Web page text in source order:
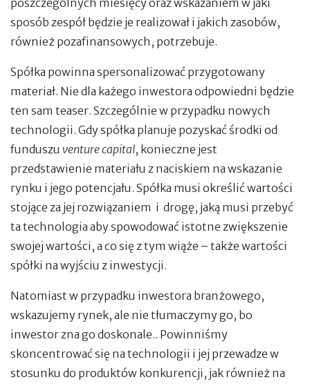
poszczególnych miesięcy oraz wskazaniem w jaki
sposób zespół będzie je realizował i jakich zasobów,
również pozafinansowych, potrzebuje.
Spółka powinna spersonalizować przygotowany
materiał. Nie dla każego inwestora odpowiedni będzie
ten sam teaser. Szczególnie w przypadku nowych
technologii. Gdy spółka planuje pozyskać środki od
funduszu venture capital, konieczne jest
przedstawienie materiału z naciskiem na wskazanie
rynku i jego potencjału. Spółka musi określić wartości
stojące za jej rozwiązaniem i drogę, jaką musi przebyć
ta technologia aby spowodować istotne zwiększenie
swojej wartości, a co się z tym wiąże – także wartości
spółki na wyjściu z inwestycji.
Natomiast w przypadku inwestora branżowego,
wskazujemy rynek, ale nie tłumaczymy go, bo
inwestor zna go doskonale.. Powinniśmy
skoncentrować się na technologii i jej przewadze w
stosunku do produktów konkurencji, jak również na